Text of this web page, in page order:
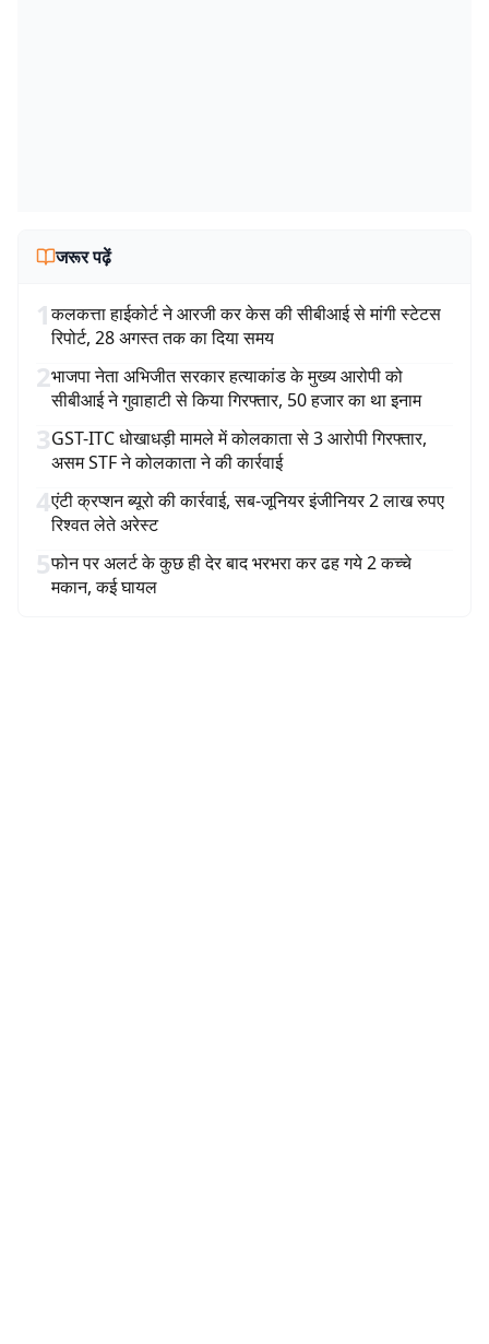
जरूर पढ़ें
1कलकत्ता हाईकोर्ट ने आरजी कर केस की सीबीआई से मांगी स्टेटस
रिपोर्ट, 28 अगस्त तक का दिया समय
2भाजपा नेता अभिजीत सरकार हत्याकांड के मुख्य आरोपी को
सीबीआई ने गुवाहाटी से किया गिरफ्तार, 50 हजार का था इनाम
3GST-ITC धोखाधड़ी मामले में कोलकाता से 3 आरोपी गिरफ्तार,
असम STF ने कोलकाता ने की कार्रवाई
4एंटी क्रप्शन ब्यूरो की कार्रवाई, सब-जूनियर इंजीनियर 2 लाख रुपए
रिश्वत लेते अरेस्ट
5फोन पर अलर्ट के कुछ ही देर बाद भरभरा कर ढह गये 2 कच्चे
मकान, कई घायल